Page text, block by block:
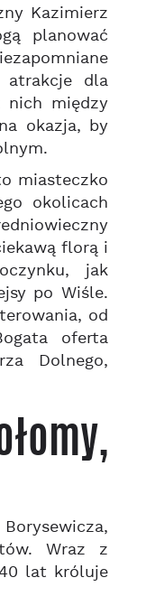
Kazimierz
planować
atrakcje dla
nich między
okazja, by
miasteczko
okolicach
florą i
jak
po Wiśle.
od
oferta
Dolnego,
Wraz z
lat króluje